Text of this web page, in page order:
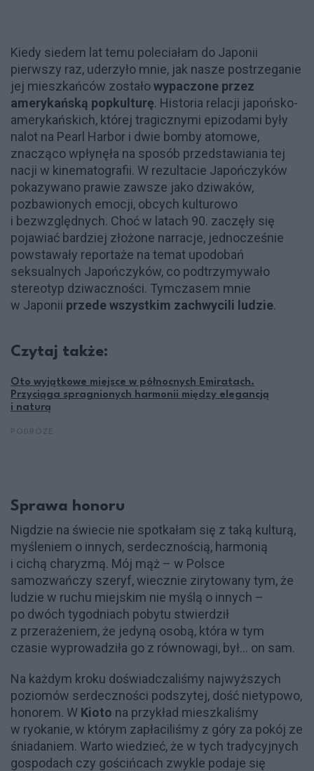
Kiedy siedem lat temu poleciałam do Japonii
pierwszy raz, uderzyło mnie, jak nasze postrzeganie
jej mieszkańców zostałowypaczone przez
amerykańską popkulturę. Historia relacji japońsko-
amerykańskich, której tragicznymi epizodami były
nalot na Pearl Harbor i dwie bomby atomowe,
znacząco wpłynęła na sposób przedstawiania tej
nacji w kinematografii. W rezultacie Japończyków
pokazywano prawie zawsze jako dziwaków,
pozbawionych emocji, obcych kulturowo
i bezwzględnych. Choć w latach 90. zaczęły się
pojawiać bardziej złożone narracje, jednocześnie
powstawały reportaże na temat upodobań
seksualnych Japończyków, co podtrzymywało
stereotyp dziwaczności. Tymczasem mnie
w Japonii przede wszystkim zachwycili ludzie.
Czytaj także:
Oto wyjątkowe miejsce w północnych Emiratach.
Przyciąga spragnionych harmonii między elegancją
i naturą
Sprawa honoru
Nigdzie na świecie nie spotkałam się z taką kulturą,
myśleniem o innych, serdecznością, harmonią
i cichą charyzmą. Mój mąż – w Polsce
samozwańczy szeryf, wiecznie zirytowany tym, że
ludzie w ruchu miejskim nie myślą o innych –
po dwóch tygodniach pobytu stwierdził
z przerażeniem, że jedyną osobą, która w tym
czasie wyprowadziła go z równowagi, był… on sam.
Na każdym kroku doświadczaliśmy najwyższych
poziomów serdeczności podszytej, dość nietypowo,
honorem. W Kioto na przykład mieszkaliśmy
w ryokanie, w którym zapłaciliśmy z góry za pokój ze
śniadaniem. Warto wiedzieć, że w tych tradycyjnych
gospodach czy gościńcach zwykle podaje się